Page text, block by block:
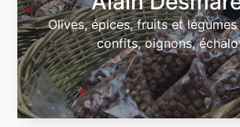
Olives, épices, fruits et
confits, oignons,